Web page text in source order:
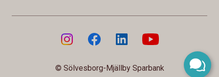
© Sölvesborg-Mjällby Sparbank